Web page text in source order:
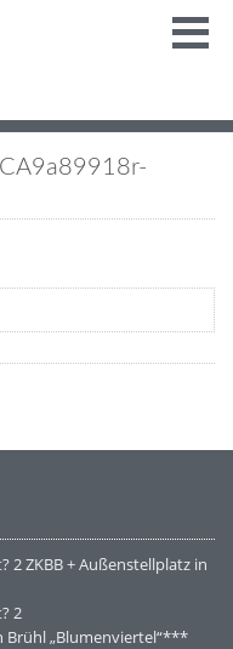
2 ZKBB + Außenstellplatz in
2
Brühl „Blumenviertel“***